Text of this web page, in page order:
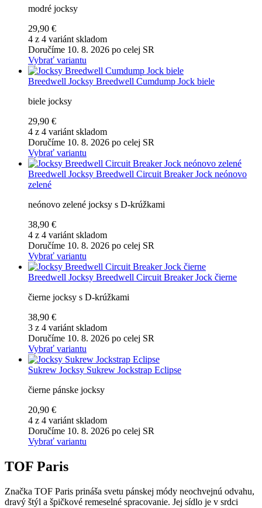
modré jocksy
29,90 €
4 z 4 variánt skladom
Doručíme 10. 8. 2026 po celej SR
Vybrať variantu
Breedwell Jocksy Breedwell Cumdump Jock biele
biele jocksy
29,90 €
4 z 4 variánt skladom
Doručíme 10. 8. 2026 po celej SR
Vybrať variantu
Breedwell Jocksy Breedwell Circuit Breaker Jock neónovo
zelené
neónovo zelené jocksy s D-krúžkami
38,90 €
4 z 4 variánt skladom
Doručíme 10. 8. 2026 po celej SR
Vybrať variantu
Breedwell Jocksy Breedwell Circuit Breaker Jock čierne
čierne jocksy s D-krúžkami
38,90 €
3 z 4 variánt skladom
Doručíme 10. 8. 2026 po celej SR
Vybrať variantu
Sukrew Jocksy Sukrew Jockstrap Eclipse
čierne pánske jocksy
20,90 €
4 z 4 variánt skladom
Doručíme 10. 8. 2026 po celej SR
Vybrať variantu
TOF Paris
Značka TOF Paris prináša svetu pánskej módy neochvejnú odvahu,
dravý štýl a špičkové remeselné spracovanie. Jej sídlo je v srdci